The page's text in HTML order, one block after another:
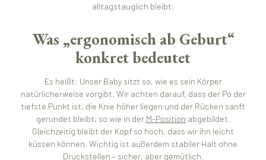
alltagstauglich bleibt.
Was „ergonomisch ab Geburt“
konkret bedeutet
Es heißt: Unser Baby sitzt so, wie es sein Körper
natürlicherweise vorgibt. Wir achten darauf, dass der Po der
tiefste Punkt ist, die Knie höher liegen und der Rücken sanft
gerundet bleibt, so wie in der M-Position abgebildet.
Gleichzeitig bleibt der Kopf so hoch, dass wir ihn leicht
küssen können. Wichtig ist außerdem stabiler Halt ohne
Druckstellen – sicher, aber gemütlich.